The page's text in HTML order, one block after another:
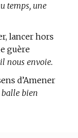
temps, une
lancer hors
guère
nous envoie.
d’Amener
balle bien